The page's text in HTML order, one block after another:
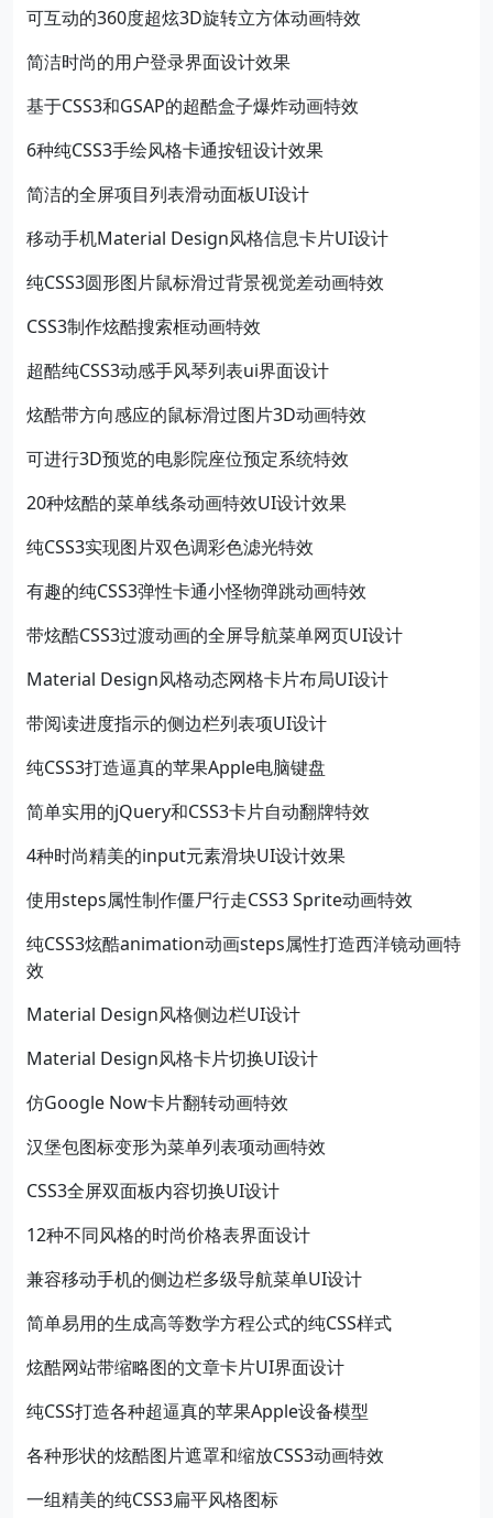
可互动的360度超炫3D旋转立方体动画特效
简洁时尚的用户登录界面设计效果
基于CSS3和GSAP的超酷盒子爆炸动画特效
6种纯CSS3手绘风格卡通按钮设计效果
简洁的全屏项目列表滑动面板UI设计
移动手机Material Design风格信息卡片UI设计
纯CSS3圆形图片鼠标滑过背景视觉差动画特效
CSS3制作炫酷搜索框动画特效
超酷纯CSS3动感手风琴列表ui界面设计
炫酷带方向感应的鼠标滑过图片3D动画特效
可进行3D预览的电影院座位预定系统特效
20种炫酷的菜单线条动画特效UI设计效果
纯CSS3实现图片双色调彩色滤光特效
有趣的纯CSS3弹性卡通小怪物弹跳动画特效
带炫酷CSS3过渡动画的全屏导航菜单网页UI设计
Material Design风格动态网格卡片布局UI设计
带阅读进度指示的侧边栏列表项UI设计
纯CSS3打造逼真的苹果Apple电脑键盘
简单实用的jQuery和CSS3卡片自动翻牌特效
4种时尚精美的input元素滑块UI设计效果
使用steps属性制作僵尸行走CSS3 Sprite动画特效
纯CSS3炫酷animation动画steps属性打造西洋镜动画特
效
Material Design风格侧边栏UI设计
Material Design风格卡片切换UI设计
仿Google Now卡片翻转动画特效
汉堡包图标变形为菜单列表项动画特效
CSS3全屏双面板内容切换UI设计
12种不同风格的时尚价格表界面设计
兼容移动手机的侧边栏多级导航菜单UI设计
简单易用的生成高等数学方程公式的纯CSS样式
炫酷网站带缩略图的文章卡片UI界面设计
纯CSS打造各种超逼真的苹果Apple设备模型
各种形状的炫酷图片遮罩和缩放CSS3动画特效
一组精美的纯CSS3扁平风格图标